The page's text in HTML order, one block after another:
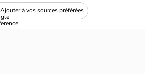
Ajouter à vos sources préférées